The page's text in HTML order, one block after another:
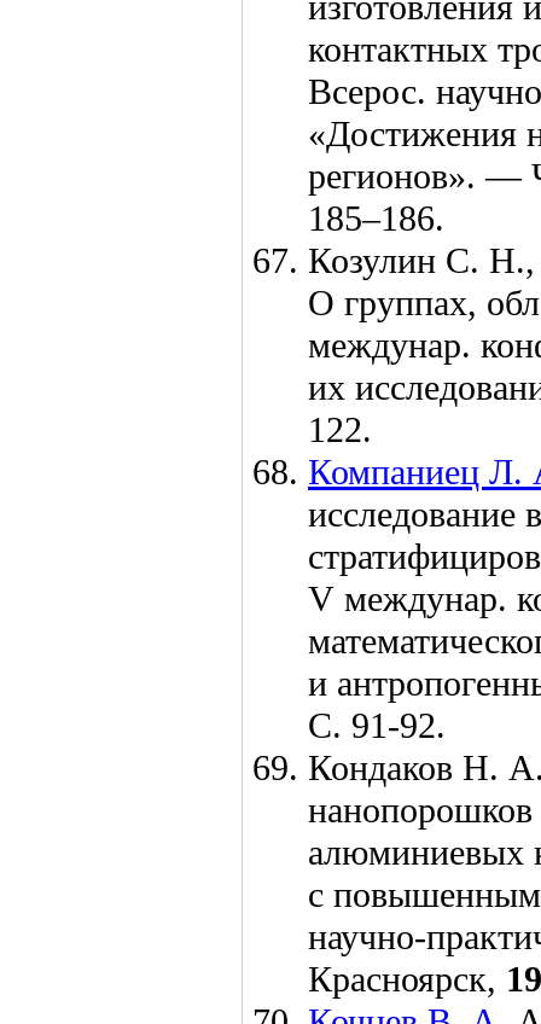
контактных
Всерос.
«Достижения
регионов». —
185–186.
Козулин С. Н.,
О группах,
междунар.
их
122.
Компаниец Л.
исследование
V междунар.
и
С. 91-92.
Кондаков Н.
нанопорошков
алюминиевых
с
научно-
Красноярск,